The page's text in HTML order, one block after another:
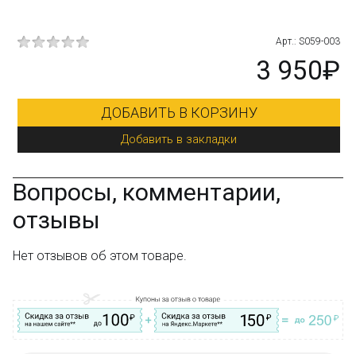
Арт.: S059-003
Вопросы, комментарии,
отзывы
Нет отзывов об этом товаре.